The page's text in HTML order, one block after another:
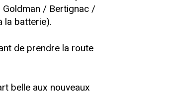
Goldman / Bertignac /
la batterie).
de prendre la route
belle aux nouveaux